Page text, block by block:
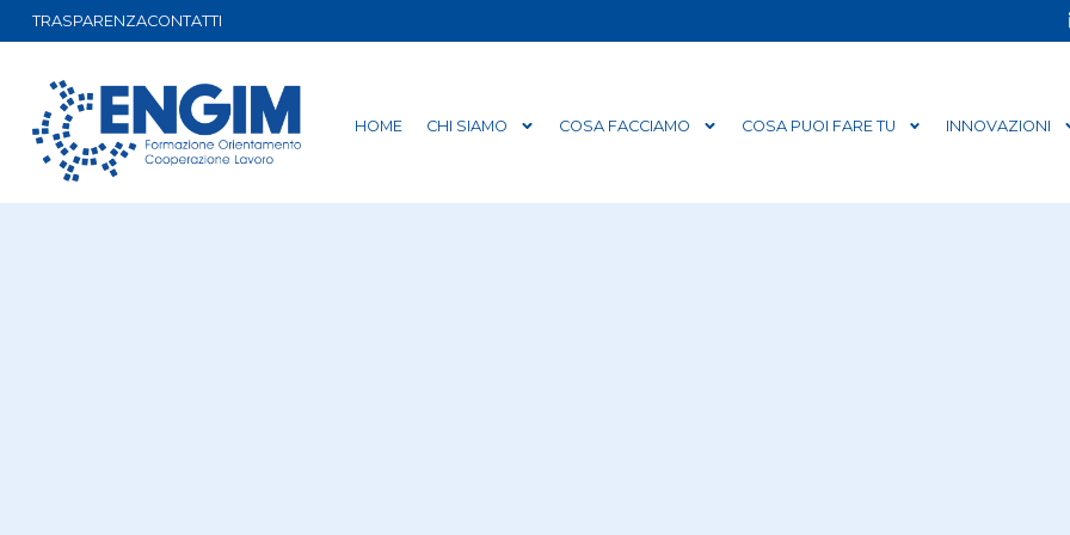
TRASPARENZACONTATTI
HOME CHI SIAMO COSA FACCIAMO COSA PUOI FARE TU INNOVAZIONI